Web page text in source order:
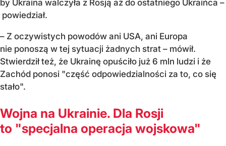
by Ukraina walczyła z Rosją aż do ostatniego Ukraińca –
powiedział.
– Z oczywistych powodów ani USA, ani Europa
nie ponoszą w tej sytuacji żadnych strat – mówił.
Stwierdził też, że Ukrainę opuściło już 6 mln ludzi i że
Zachód ponosi "część odpowiedzialności za to, co się
stało".
Wojna na Ukrainie. Dla Rosji
to "specjalna operacja wojskowa"